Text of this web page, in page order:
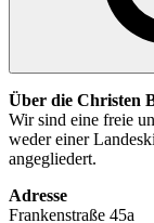
Über die Christen
Wir sind eine freie
weder einer
angegliedert.
Adresse
Frankenstraße 45a